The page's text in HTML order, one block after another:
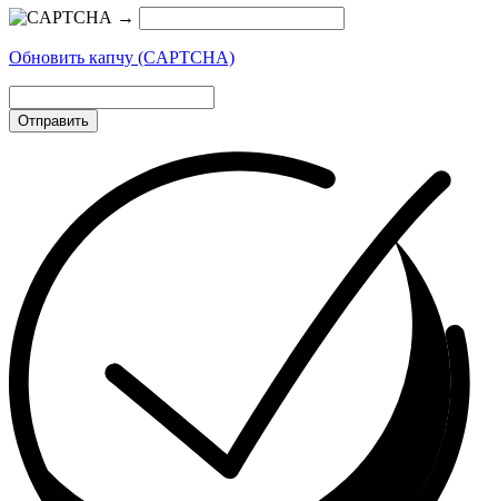
→
Обновить капчу (CAPTCHA)
Отправить